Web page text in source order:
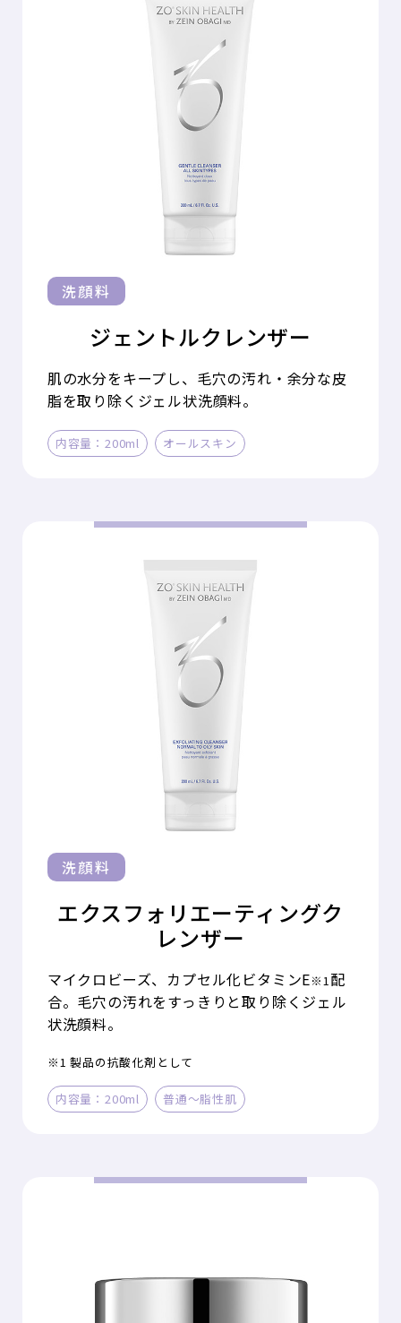
洗顔料
ジェントルクレンザー
肌の水分をキープし、毛穴の汚れ・余分な皮
脂を取り除くジェル状洗顔料。
内容量：200ml オールスキン
洗顔料
エクスフォリエーティングク
レンザー
マイクロビーズ、カプセル化ビタミンE※1配
合。毛穴の汚れをすっきりと取り除くジェル
状洗顔料。
※1 製品の抗酸化剤として
内容量：200ml 普通～脂性肌